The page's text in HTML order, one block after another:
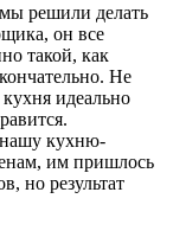
решили делать
он все
такой, как
Не
идеально
нашу кухню-
им пришлось
но результат